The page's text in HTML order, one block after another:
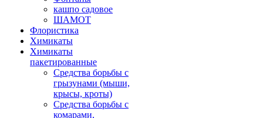
кашпо садовое
ШАМОТ
Флористика
Химикаты
Химикаты
пакетированные
Средства борьбы с
грызунами (мыши,
крысы, кроты)
Средства борьбы с
комарами,